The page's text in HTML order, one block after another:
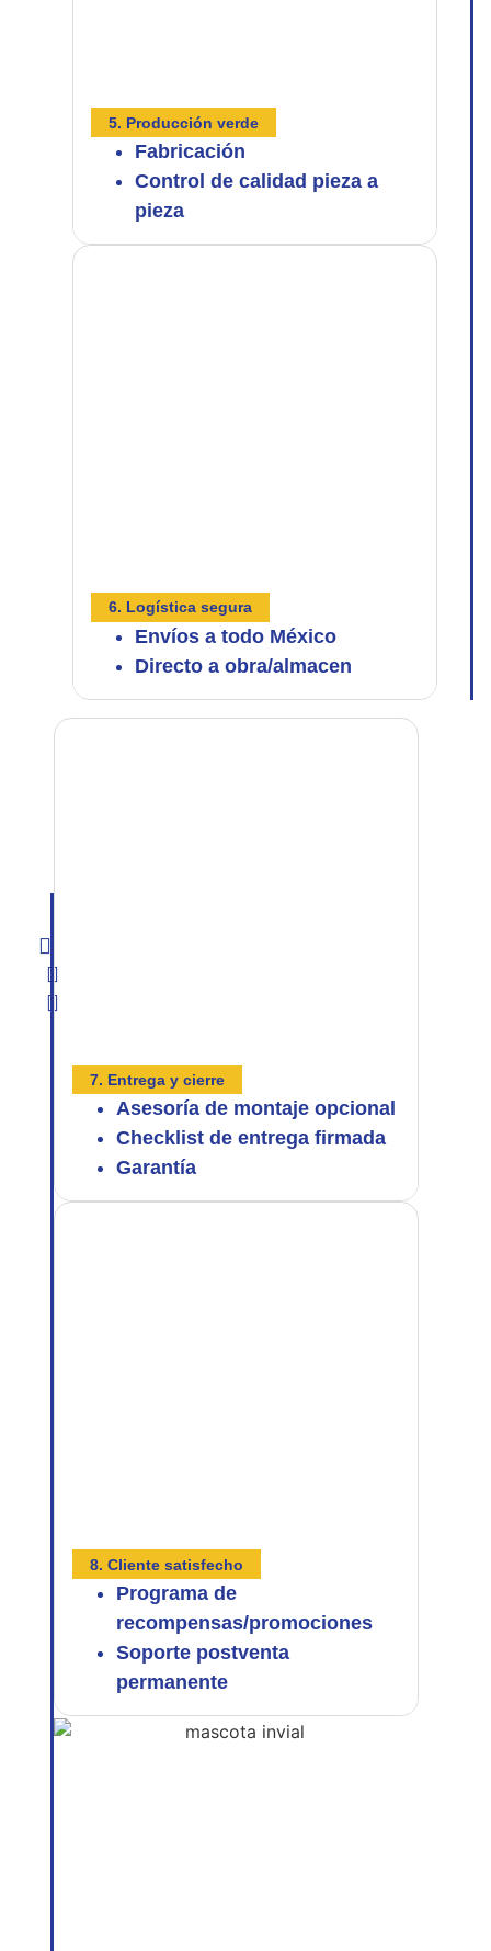
5. Producción verde
Fabricación
Control de calidad pieza a
pieza
6. Logística segura
Envíos a todo México
Directo a obra/almacen
7. Entrega y cierre
Asesoría de montaje opcional
Checklist de entrega firmada
Garantía
8. Cliente satisfecho
Programa de
recompensas/promociones
Soporte postventa
permanente